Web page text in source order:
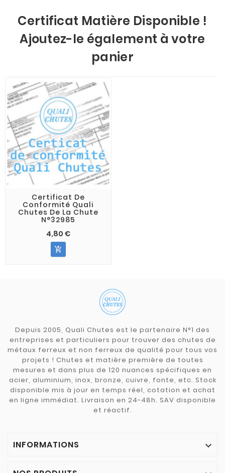
Certificat Matière Disponible !
Ajoutez-le également à votre
panier
Certificat De
Conformité Quali
Chutes De La Chute
N°32985
4,80 €

Depuis 2005, Quali Chutes est le partenaire N°1 des
entreprises et particuliers pour trouver des chutes de
métaux ferreux et non ferreux de qualité pour tous vos
projets ! Chutes et matière première de toutes
mesures et dans plus de 120 nuances spécifiques en
acier, aluminium, inox, bronze, cuivre, fonte, etc. Stock
disponible mis à jour en temps réel, cotation et achat
en ligne immédiat. Livraison en 24-48h. SAV disponible
et réactif.
INFORMATIONS 